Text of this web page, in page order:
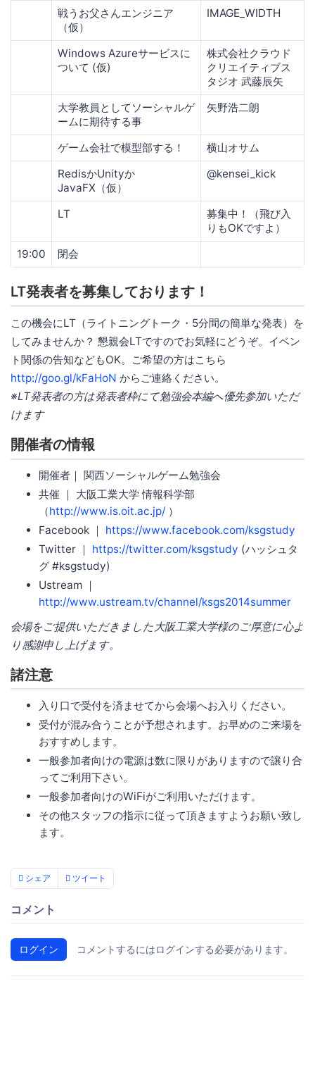
戦うお父さんエンジニア
（仮）
IMAGE_WIDTH
Windows Azureサービスに
ついて (仮)
株式会社クラウド
クリエイティブス
タジオ 武藤辰矢
大学教員としてソーシャルゲ
ームに期待する事
矢野浩二朗
ゲーム会社で模型部する！
横山オサム
RedisかUnityか
JavaFX（仮）
@kensei_kick
LT
募集中！（飛び入
りもOKですよ）
19:00
閉会
LT発表者を募集しております！
この機会にLT（ライトニングトーク・5分間の簡単な発表）を
してみませんか？ 懇親会LTですのでお気軽にどうぞ。イベン
ト関係の告知などもOK。ご希望の方はこちら
http://goo.gl/kFaHoN からご連絡ください。
※LT発表者の方は発表者枠にて勉強会本編へ優先参加いただ
けます
開催者の情報
開催者｜ 関西ソーシャルゲーム勉強会
共催 ｜ 大阪工業大学 情報科学部
（http://www.is.oit.ac.jp/ ）
Facebook ｜ https://www.facebook.com/ksgstudy
Twitter ｜ https://twitter.com/ksgstudy (ハッシュタ
グ #ksgstudy)
Ustream ｜
http://www.ustream.tv/channel/ksgs2014summer
会場をご提供いただきました大阪工業大学様のご厚意に心よ
り感謝申し上げます。
諸注意
入り口で受付を済ませてから会場へお入りください。
受付が混み合うことが予想されます。お早めのご来場を
おすすめします。
一般参加者向けの電源は数に限りがありますので譲り合
ってご利用下さい。
一般参加者向けのWiFiがご利用いただけます。
その他スタッフの指示に従って頂きますようお願い致し
ます。
シェア ツイート
コメント
ログイン コメントするにはログインする必要があります。